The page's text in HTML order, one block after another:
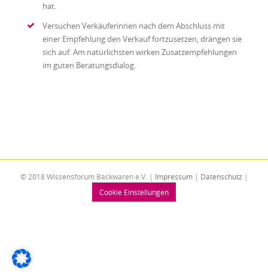
hat.
Versuchen Verkäuferinnen nach dem Abschluss mit
einer Empfehlung den Verkauf fortzusetzen, drängen sie
sich auf. Am natürlichsten wirken Zusatzempfehlungen
im guten Beratungsdialog.
© 2018 Wissensforum Backwaren e.V. | Impressum| Datenschutz |
Cookie Einstellungen